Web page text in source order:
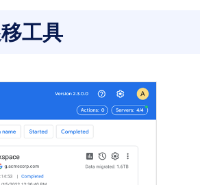
工具